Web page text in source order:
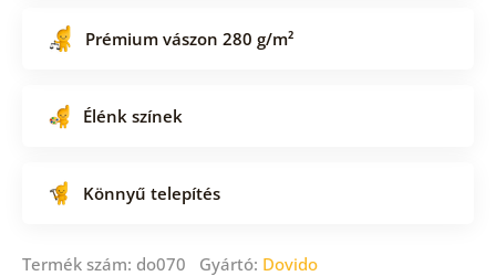
Prémium vászon 280 g/m²
Élénk színek
Könnyű telepítés
Termék szám: do070 Gyártó: Dovido